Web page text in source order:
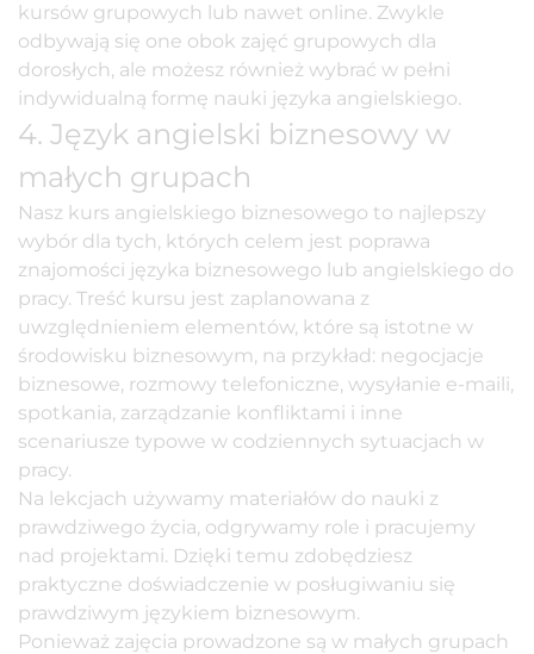
kursów grupowych lub nawet online. Zwykle
odbywają się one obok zajęć grupowych dla
dorosłych, ale możesz również wybrać w pełni
indywidualną formę nauki języka angielskiego.
4. Język angielski biznesowy w
małych grupach
Nasz kurs angielskiego biznesowego to najlepszy
wybór dla tych, których celem jest poprawa
znajomości języka biznesowego lub angielskiego do
pracy. Treść kursu jest zaplanowana z
uwzględnieniem elementów, które są istotne w
środowisku biznesowym, na przykład: negocjacje
biznesowe, rozmowy telefoniczne, wysyłanie e-maili,
spotkania, zarządzanie konfliktami i inne
scenariusze typowe w codziennych sytuacjach w
pracy.
Na lekcjach używamy materiałów do nauki z
prawdziwego życia, odgrywamy role i pracujemy
nad projektami. Dzięki temu zdobędziesz
praktyczne doświadczenie w posługiwaniu się
prawdziwym językiem biznesowym.
Ponieważ zajęcia prowadzone są w małych grupach